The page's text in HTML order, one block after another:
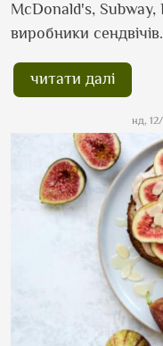
McDonald's, Subway,
виробники сендвічів.
читати далі
нд,